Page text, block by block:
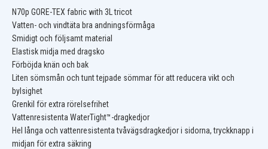
N70p GORE-TEX fabric with 3L tricot
Vatten- och vindtäta bra andningsförmåga
Smidigt och följsamt material
Elastisk midja med dragsko
Förböjda knän och bak
Liten sömsmån och tunt tejpade sömmar för att reducera vikt och
bylsighet
Grenkil för extra rörelsefrihet
Vattenresistenta WaterTight™-dragkedjor
Hel långa och vattenresistenta tvåvägsdragkedjor i sidorna, tryckknapp i
midjan för extra säkring